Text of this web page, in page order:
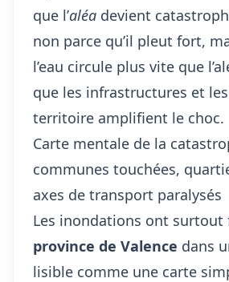
que l’aléa devient
non parce qu’il pleut fort,
l’eau circule plus vite que
que les infrastructures et
territoire amplifient le choc.
Carte mentale de la
communes touchées,
axes de transport paralysés
Les inondations ont surtout
province de Valence dans
lisible comme une carte